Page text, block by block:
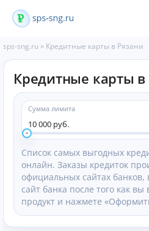
sps-sng.ru » Кредитные карты в Рязани
Кредитные карты в
Сумма лимита
10 000 руб.
Список самых выгодных
онлайн. Заказы кредиток
официальных сайтах банков,
сайт банка после того как
продукт и нажмете